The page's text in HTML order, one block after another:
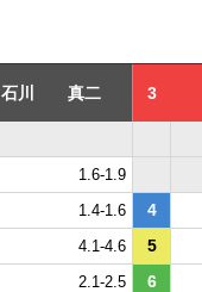
石川 真二 3
1.6-1.9
1.4-1.6
4
4.1-4.6
5
2.1-2.5 6